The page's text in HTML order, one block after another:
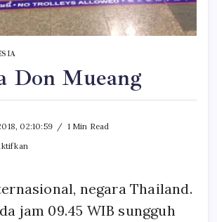
Don Mueang
02:10:59
1 Min Read
pada
negara Thailand.
jam 09.45 WIB sungguh